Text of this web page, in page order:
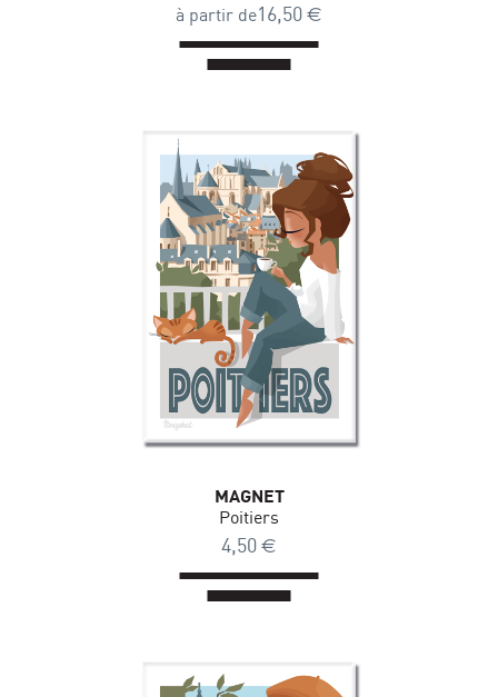
à partir de16,50 €
MAGNET
Poitiers
4,50 €